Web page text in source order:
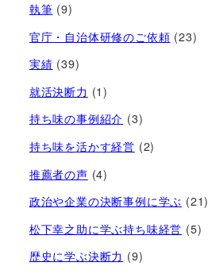
執筆 (9)
官庁・自治体研修のご依頼 (23)
実績 (39)
就活決断力 (1)
持ち味の事例紹介 (3)
持ち味を活かす経営​ (2)
推薦者の声 (4)
政治や企業の決断事例に学ぶ (21)
松下幸之助に学ぶ持ち味経営 (5)
歴史に学ぶ決断力 (9)